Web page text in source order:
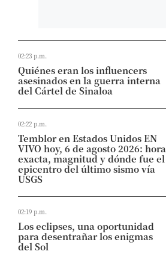
02:23 p.m.
Quiénes eran los influencers
asesinados en la guerra interna
del Cártel de Sinaloa
02:22 p.m.
Temblor en Estados Unidos EN
VIVO hoy, 6 de agosto 2026: hora
exacta, magnitud y dónde fue el
epicentro del último sismo vía
USGS
02:19 p.m.
Los eclipses, una oportunidad
para desentrañar los enigmas
del Sol